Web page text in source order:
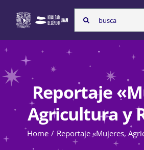
content
Search
for:
Nosotras
Programas
Reportaje
Agricultura y
Home Reportaje «Mujeres,